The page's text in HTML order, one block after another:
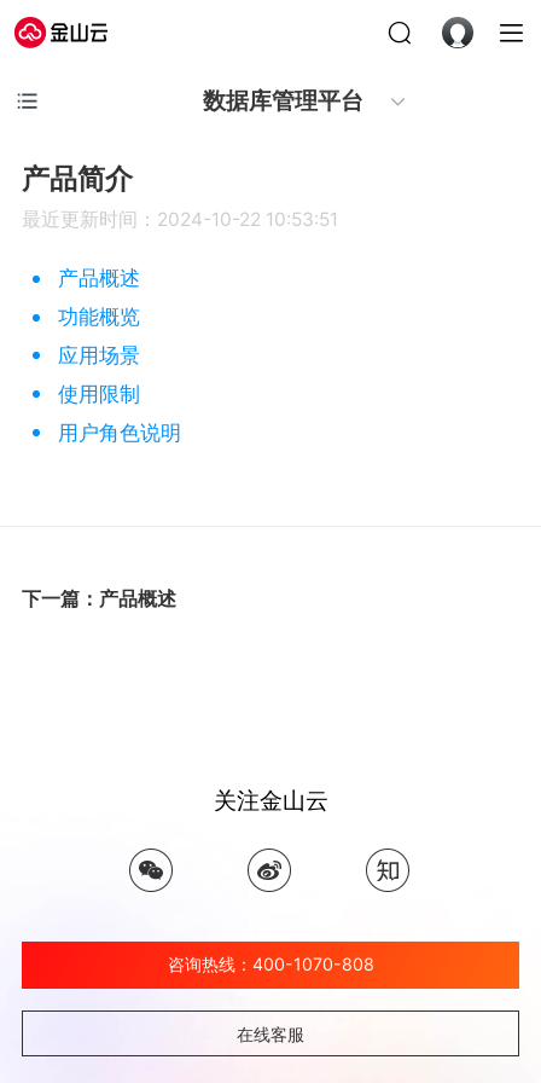
数据库管理平台
产品简介
最近更新时间：2024-10-22 10:53:51
产品概述
功能概览
应用场景
使用限制
用户角色说明
下一篇：产品概述
关注金山云
咨询热线：400-1070-808
在线客服